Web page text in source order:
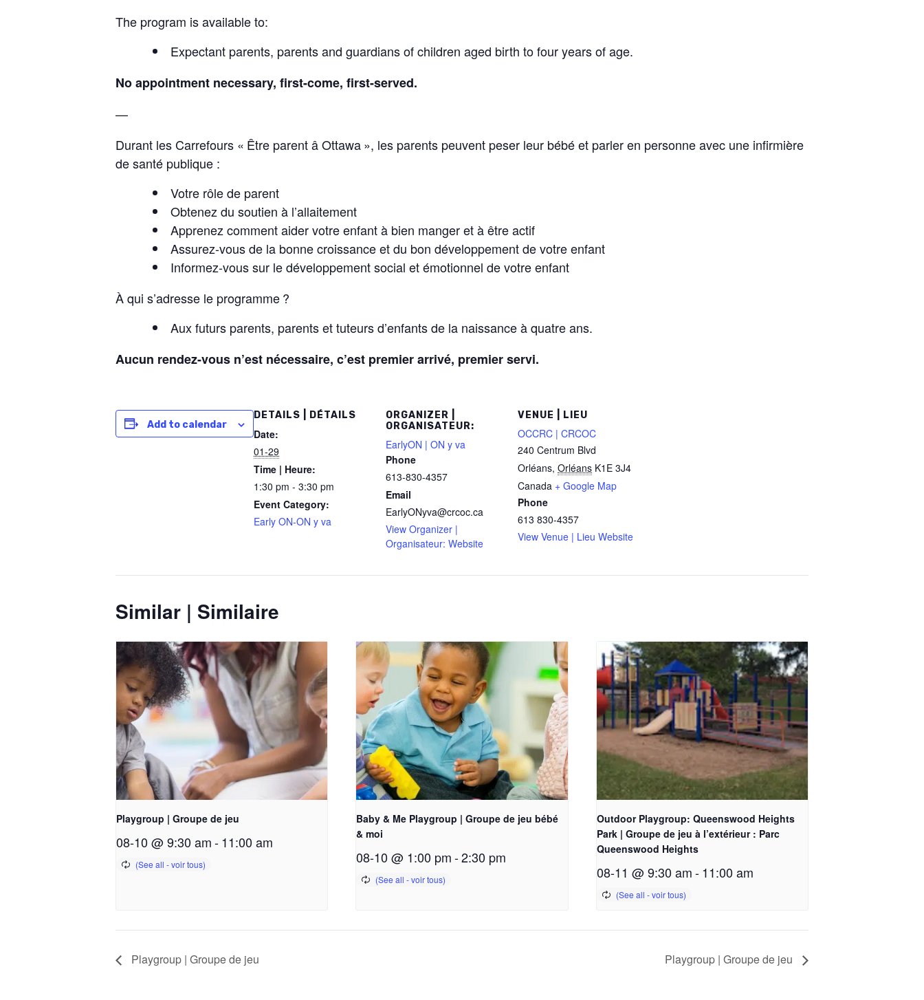
The program is available to:
Expectant parents, parents and guardians of children aged birth to four years of age.
No appointment necessary, first-come, first-served.
—
Durant les Carrefours « Être parent â Ottawa », les parents peuvent peser leur bébé et parler en personne avec une infirmière
de santé publique :
Votre rôle de parent
Obtenez du soutien à l’allaitement
Apprenez comment aider votre enfant à bien manger et à être actif
Assurez-vous de la bonne croissance et du bon développement de votre enfant
Informez-vous sur le développement social et émotionnel de votre enfant
À qui s’adresse le programme ?
Aux futurs parents, parents et tuteurs d’enfants de la naissance à quatre ans.
Aucun rendez-vous n’est nécessaire, c’est premier arrivé, premier servi.
Add to calendar
DETAILS | DÉTAILS
Date:
01-29
Time | Heure:
1:30 pm - 3:30 pm
Event Category:
Early ON-ON y va
ORGANIZER |
ORGANISATEUR:
EarlyON | ON y va
Phone
613-830-4357
Email
EarlyONyva@crcoc.ca
View Organizer |
Organisateur: Website
VENUE | LIEU
OCCRC | CRCOC
240 Centrum Blvd
Orléans, Orléans K1E 3J4
Canada + Google Map
Phone
613 830-4357
View Venue | Lieu Website
Similar | Similaire
Playgroup | Groupe de jeu
08-10 @ 9:30 am-11:00 am
Baby & Me Playgroup | Groupe de jeu bébé
& moi
08-10 @ 1:00 pm -2:30 pm
Outdoor Playgroup: Queenswood Heights
Park | Groupe de jeu à l’extérieur : Parc
Queenswood Heights
08-11 @ 9:30 am-11:00 am
Playgroup | Groupe de jeu Playgroup | Groupe de jeu